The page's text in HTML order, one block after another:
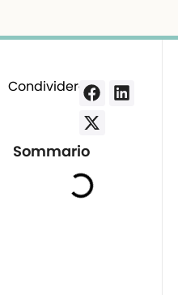
Condividere:
Sommario